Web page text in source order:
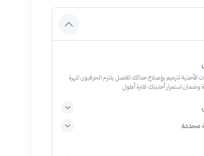
لترميم وإصلاح حذائك المفضل يلتزم الحرفيون المهرة
وضمان استمرار أحذيتك لفترة أطول
محددة